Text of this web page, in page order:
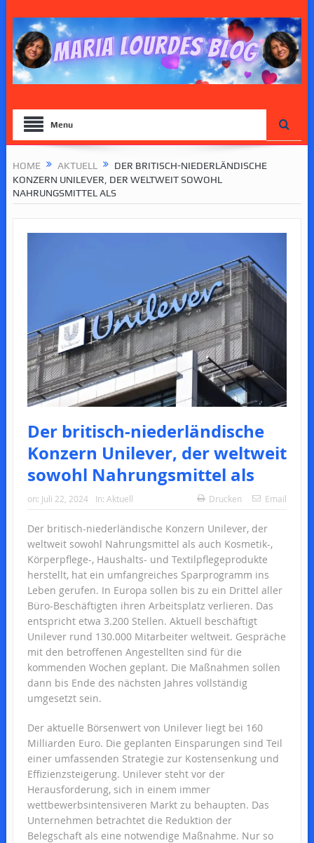
Menu
HOME AKTUELL
DER BRITISCH-NIEDERLÄNDISCHE
KONZERN UNILEVER, DER WELTWEIT SOWOHL
NAHRUNGSMITTEL ALS
Der britisch-niederländische
Konzern Unilever, der weltweit
sowohl Nahrungsmittel als
on: Juli 22, 2024 In: Aktuell Drucken Email
Der britisch-niederländische Konzern Unilever, der
weltweit sowohl Nahrungsmittel als auch Kosmetik-,
Körperpflege-, Haushalts- und Textilpflegeprodukte
herstellt, hat ein umfangreiches Sparprogramm ins
Leben gerufen. In Europa sollen bis zu ein Drittel aller
Büro-Beschäftigten ihren Arbeitsplatz verlieren. Das
entspricht etwa 3.200 Stellen. Aktuell beschäftigt
Unilever rund 130.000 Mitarbeiter weltweit. Gespräche
mit den betroffenen Angestellten sind für die
kommenden Wochen geplant. Die Maßnahmen sollen
dann bis Ende des nächsten Jahres vollständig
umgesetzt sein.
Der aktuelle Börsenwert von Unilever liegt bei 160
Milliarden Euro. Die geplanten Einsparungen sind Teil
einer umfassenden Strategie zur Kostensenkung und
Effizienzsteigerung. Unilever steht vor der
Herausforderung, sich in einem immer
wettbewerbsintensiveren Markt zu behaupten. Das
Unternehmen betrachtet die Reduktion der
Belegschaft als eine notwendige Maßnahme. Nur so